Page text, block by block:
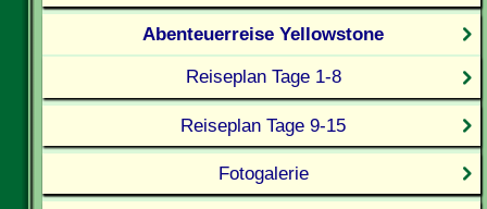
Abenteuerreise Yellowstone
Reiseplan Tage 1-8
Reiseplan Tage 9-15
Fotogalerie